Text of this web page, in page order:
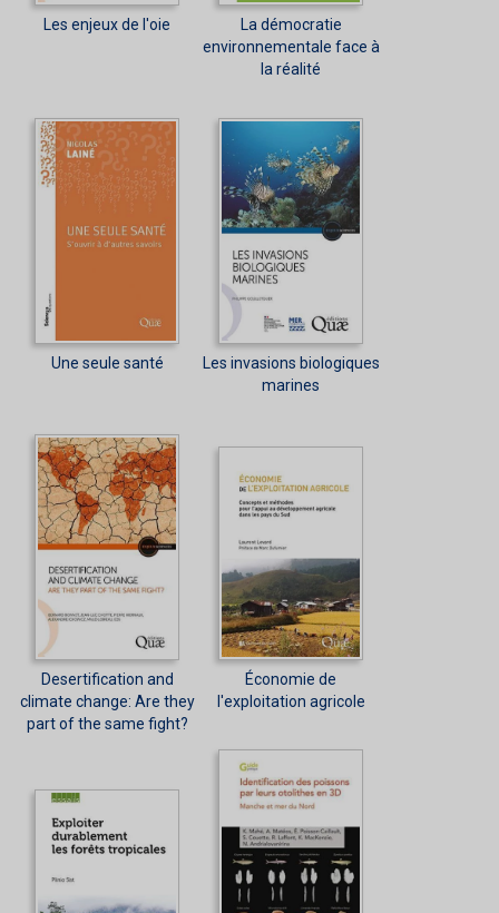
Les enjeux de l'oie
La démocratie
environnementale face à
la réalité
Une seule santé
Les invasions biologiques
marines
Desertification and
climate change: Are they
part of the same fight?
Économie de
l'exploitation agricole